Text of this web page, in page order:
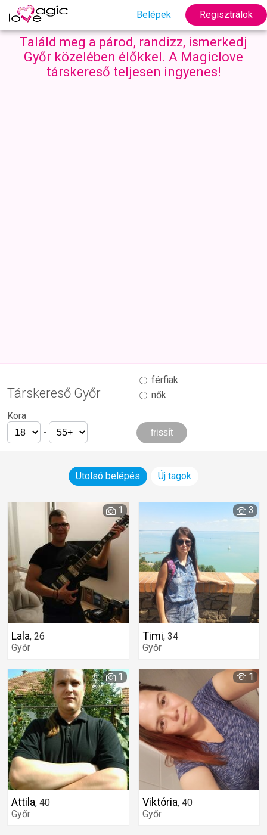
Belépek Regisztrálok
Találd meg a párod, randizz, ismerkedj
Győr közelében élőkkel. A Magiclove
társkereső teljesen ingyenes!
Társkereső Győr
férfiak
nők
Kora
-
Utolsó belépés Új tagok
Lala, 26
Győr
1
Timi, 34
Győr
3
Attila, 40
Győr
1
Viktória, 40
Győr
1